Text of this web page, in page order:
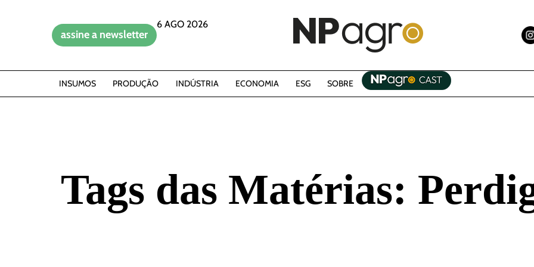
assine a newsletter
6 AGO 2026
INSUMOS PRODUÇÃO INDÚSTRIA ECONOMIA ESG SOBRE
Tags das Matérias: